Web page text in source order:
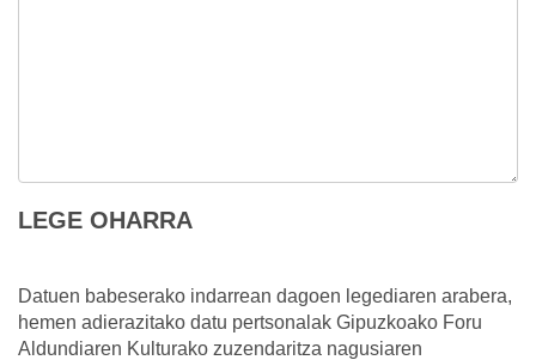
LEGE OHARRA
Datuen babeserako indarrean dagoen legediaren arabera,
hemen adierazitako datu pertsonalak Gipuzkoako Foru
Aldundiaren Kulturako zuzendaritza nagusiaren